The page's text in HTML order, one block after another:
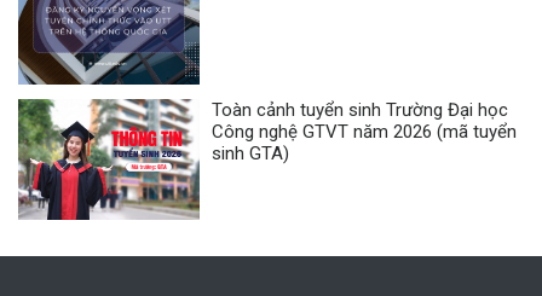
Toàn cảnh tuyển sinh Trường Đại học
Công nghệ GTVT năm 2026 (mã tuyển
sinh GTA)